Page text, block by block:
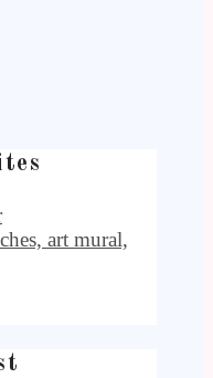
art mural,